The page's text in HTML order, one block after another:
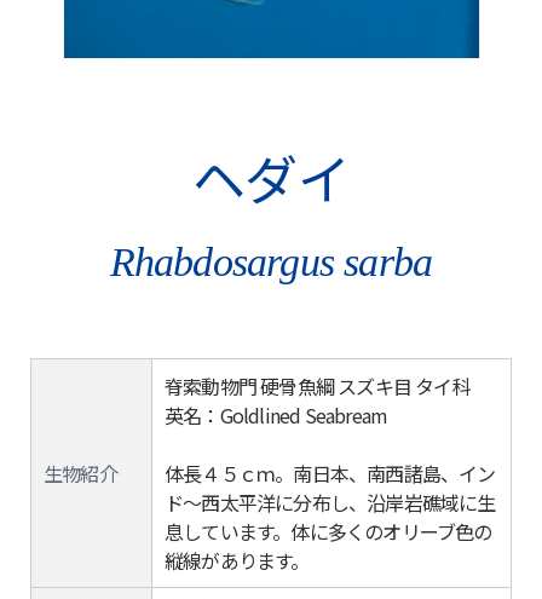
ヘダイ
Rhabdosargus sarba
生物紹介
脊索動物門 硬骨魚綱 スズキ目 タイ科
英名：Goldlined Seabream
体長４５ｃｍ。南日本、南西諸島、イン
ド～西太平洋に分布し、沿岸岩礁域に生
息しています。体に多くのオリーブ色の
縦線があります。